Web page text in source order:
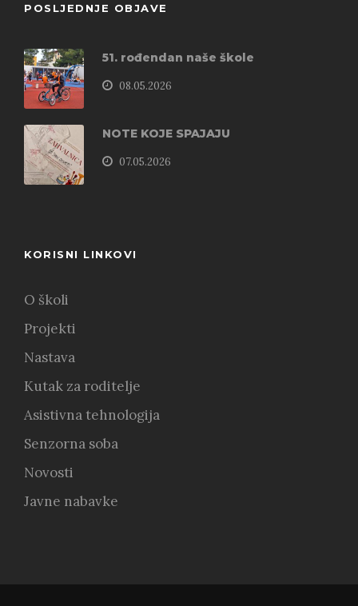
POSLJEDNJE OBJAVE
51. rođendan naše škole
08.05.2026
NOTE KOJE SPAJAJU
07.05.2026
KORISNI LINKOVI
O školi
Projekti
Nastava
Kutak za roditelje
Asistivna tehnologija
Senzorna soba
Novosti
Javne nabavke